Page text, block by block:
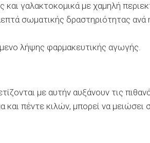
γαλακτοκομικά με χαμηλή
σωματικής δραστηριότητας ανά
λήψης φαρμακευτικής αγωγής.
με αυτήν αυξάνουν τις
πέντε κιλών, μπορεί να μειώσει